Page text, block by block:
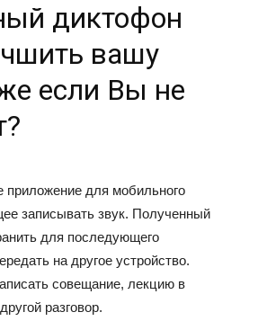
диктофон
вашу
если Вы не
приложение для мобильного
записывать звук. Полученный
для последующего
на другое устройство.
совещание, лекцию в
разговор.